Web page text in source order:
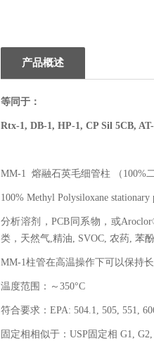
产品概述
等同于：
Rtx-1, DB-1, HP-1, CP Sil 5CB,
MM-1 熔融石英毛细管柱 （100%
100% Methyl Polysiloxane stationary
分析溶剂，PCB同系物，或
类，天然气,精油, SVOC, 农药, 苯
MM-1柱管在高温操作下可以保持
温度范围：～350°C
符合要求：EPA: 504.1, 505, 551,
固定相相似于：USP固定相 G1,